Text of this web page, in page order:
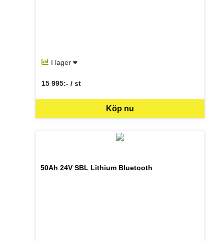
I lager
Köp nu
15 995:- / st
SEK per ST
50Ah 24V SBL Lithium Bluetooth